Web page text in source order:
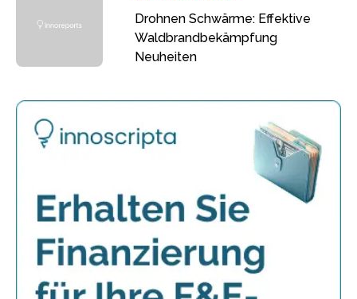
Drohnen Schwärme: Effektive
Waldbrandbekämpfung
Neuheiten